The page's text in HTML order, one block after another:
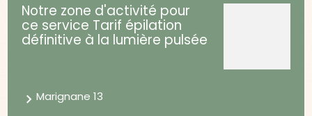
Notre zone d'activité pour
ce service Tarif épilation
définitive à la lumière pulsée
Marignane 13